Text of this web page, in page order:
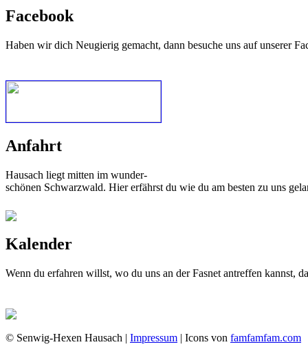
Facebook
Haben wir dich Neugierig gemacht, dann besuche uns auf unserer
Anfahrt
Hausach liegt mitten im wunder-
schönen Schwarzwald. Hier erfährst du wie du am besten zu uns
Kalender
Wenn du erfahren willst, wo du uns an der Fasnet antreffen kannst,
© Senwig-Hexen Hausach | Impressum | Icons von famfamfam.com